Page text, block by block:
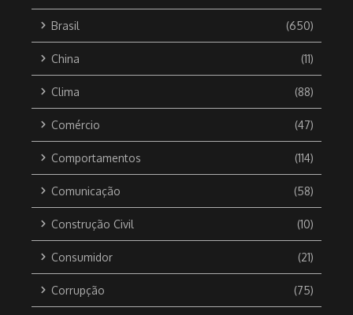
Brasil (650)
China (11)
Clima (88)
Comércio (47)
Comportamentos (114)
Comunicação (58)
Construção Civil (10)
Consumidor (21)
Corrupção (75)